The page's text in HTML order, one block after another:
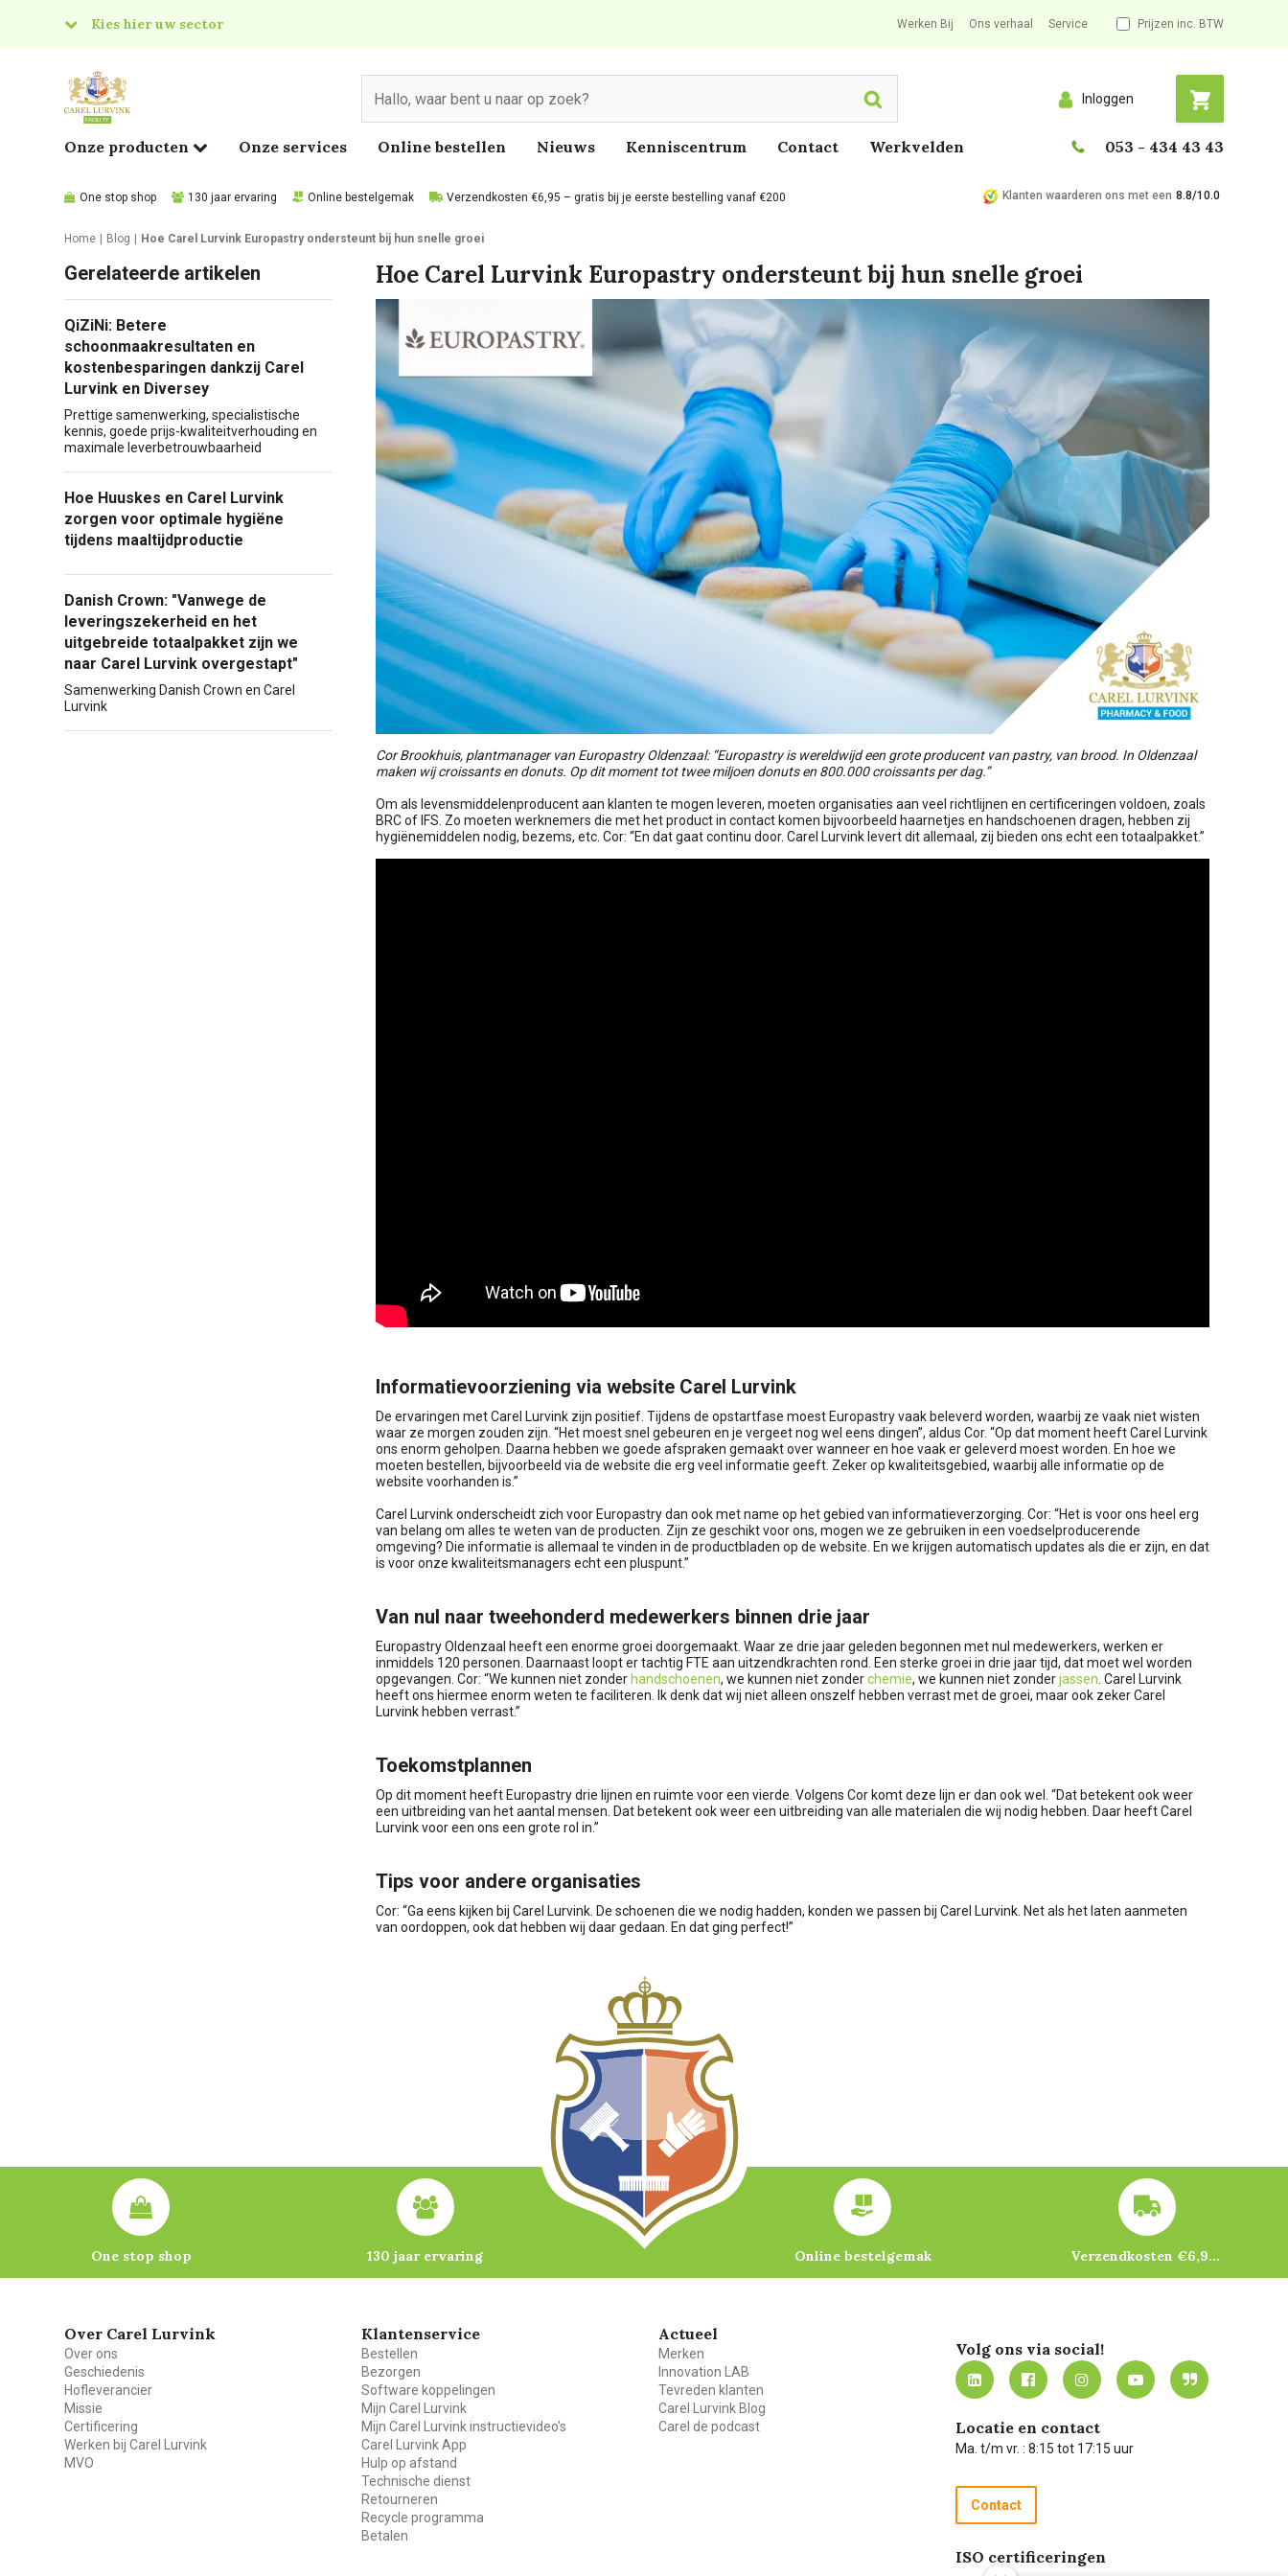
Kies hier uw sector
Food
Werken Bij Ons verhaal Service Prijzen inc. BTW
Search Inloggen
Onze producten Onze services Online bestellen Nieuws Kenniscentrum Contact Werkvelden 053 - 434 43 43
One stop shop 130 jaar ervaring Online bestelgemak Verzendkosten €6,95 – gratis bij je eerste bestelling vanaf €200 Klanten waarderen ons met een 8.8/10.0
Home Blog Hoe Carel Lurvink Europastry ondersteunt bij hun snelle groei
Hoe Carel Lurvink Europastry ondersteunt bij hun snelle groei
Cor Brookhuis, plantmanager van Europastry Oldenzaal: “Europastry is wereldwijd een grote producent van pastry, van brood. In Oldenzaal
maken wij croissants en donuts. Op dit moment tot twee miljoen donuts en 800.000 croissants per dag.”
Om als levensmiddelenproducent aan klanten te mogen leveren, moeten organisaties aan veel richtlijnen en certificeringen voldoen, zoals
BRC of IFS. Zo moeten werknemers die met het product in contact komen bijvoorbeeld haarnetjes en handschoenen dragen, hebben zij
hygiënemiddelen nodig, bezems, etc. Cor: “En dat gaat continu door. Carel Lurvink levert dit allemaal, zij bieden ons echt een totaalpakket.”
Informatievoorziening via website Carel Lurvink
De ervaringen met Carel Lurvink zijn positief. Tijdens de opstartfase moest Europastry vaak beleverd worden, waarbij ze vaak niet wisten
waar ze morgen zouden zijn. “Het moest snel gebeuren en je vergeet nog wel eens dingen”, aldus Cor. “Op dat moment heeft Carel Lurvink
ons enorm geholpen. Daarna hebben we goede afspraken gemaakt over wanneer en hoe vaak er geleverd moest worden. En hoe we
moeten bestellen, bijvoorbeeld via de website die erg veel informatie geeft. Zeker op kwaliteitsgebied, waarbij alle informatie op de
website voorhanden is.”
Carel Lurvink onderscheidt zich voor Europastry dan ook met name op het gebied van informatieverzorging. Cor: “Het is voor ons heel erg
van belang om alles te weten van de producten. Zijn ze geschikt voor ons, mogen we ze gebruiken in een voedselproducerende
omgeving? Die informatie is allemaal te vinden in de productbladen op de website. En we krijgen automatisch updates als die er zijn, en dat
is voor onze kwaliteitsmanagers echt een pluspunt.”
Van nul naar tweehonderd medewerkers binnen drie jaar
Europastry Oldenzaal heeft een enorme groei doorgemaakt. Waar ze drie jaar geleden begonnen met nul medewerkers, werken er
inmiddels 120 personen. Daarnaast loopt er tachtig FTE aan uitzendkrachten rond. Een sterke groei in drie jaar tijd, dat moet wel worden
opgevangen. Cor: “We kunnen niet zonderhandschoenen, we kunnen niet zonderchemie, we kunnen niet zonderjassen . Carel Lurvink
heeft ons hiermee enorm weten te faciliteren. Ik denk dat wij niet alleen onszelf hebben verrast met de groei, maar ook zeker Carel
Lurvink hebben verrast.”
Toekomstplannen
Op dit moment heeft Europastry drie lijnen en ruimte voor een vierde. Volgens Cor komt deze lijn er dan ook wel. “Dat betekent ook weer
een uitbreiding van het aantal mensen. Dat betekent ook weer een uitbreiding van alle materialen die wij nodig hebben. Daar heeft Carel
Lurvink voor een ons een grote rol in.”
Tips voor andere organisaties
Cor: “Ga eens kijken bij Carel Lurvink. De schoenen die we nodig hadden, konden we passen bij Carel Lurvink. Net als het laten aanmeten
van oordoppen, ook dat hebben wij daar gedaan. En dat ging perfect!”
Gerelateerde artikelen
QiZiNi: Betere
schoonmaakresultaten en
kostenbesparingen dankzij Carel
Lurvink en Diversey
Prettige samenwerking, specialistische
kennis, goede prijs-kwaliteitverhouding en
maximale leverbetrouwbaarheid
Hoe Huuskes en Carel Lurvink
zorgen voor optimale hygiëne
tijdens maaltijdproductie
Danish Crown: "Vanwege de
leveringszekerheid en het
uitgebreide totaalpakket zijn we
naar Carel Lurvink overgestapt"
Samenwerking Danish Crown en Carel
Lurvink
One stop shop 130 jaar ervaring Online bestelgemak Verzendkosten €6,95 – gratis bij je eerste bestelling vanaf €200
Over Carel Lurvink
Over ons
Geschiedenis
Hofleverancier
Missie
Certificering
Werken bij Carel Lurvink
MVO
Klantenservice
Bestellen
Bezorgen
Software koppelingen
Mijn Carel Lurvink
Mijn Carel Lurvink instructievideo's
Carel Lurvink App
Hulp op afstand
Technische dienst
Retourneren
Recycle programma
Betalen
Actueel
Merken
Innovation LAB
Tevreden klanten
Carel Lurvink Blog
Carel de podcast
Volg ons via social!
Locatie en contact
Ma. t/m vr. : 8:15 tot 17:15 uur
Contact
ISO certificeringen